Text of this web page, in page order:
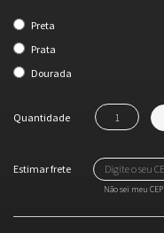
Preta
Prata
Dourada
Quantidade
Não sei meu CEP